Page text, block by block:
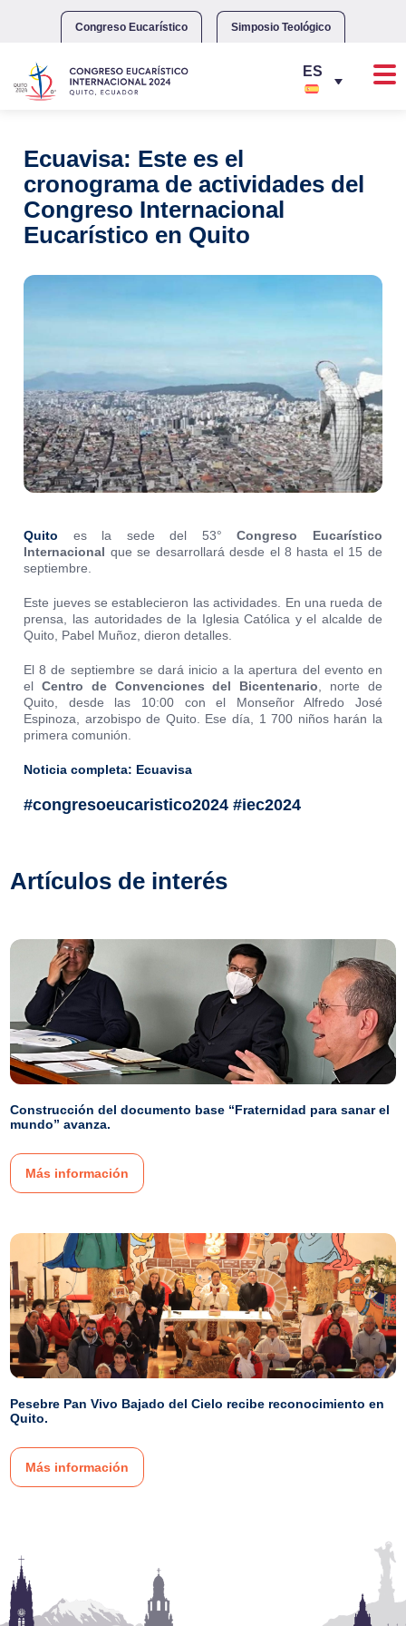
Congreso Eucarístico Simposio Teológico
Ecuavisa: Este es el
cronograma de actividades del
Congreso Internacional
Eucarístico en Quito
Quito es la sede del 53°Congreso Eucarístico
Internacional que se desarrollará desde el 8 hasta el 15 de
septiembre.
Este jueves se establecieron las actividades. En una rueda de
prensa, las autoridades de la Iglesia Católica y el alcalde de
Quito, Pabel Muñoz, dieron detalles.
El 8 de septiembre se dará inicio a la apertura del evento en
elCentro de Convenciones del Bicentenario , norte de
Quito, desde las 10:00 con el Monseñor Alfredo José
Espinoza, arzobispo de Quito. Ese día, 1 700 niños harán la
primera comunión.
Noticia completa: Ecuavisa
#congresoeucaristico2024 #iec2024
Artículos de interés
Construcción del documento base “Fraternidad para sanar el
mundo” avanza.
Más información
Pesebre Pan Vivo Bajado del Cielo recibe reconocimiento en
Quito.
Más información